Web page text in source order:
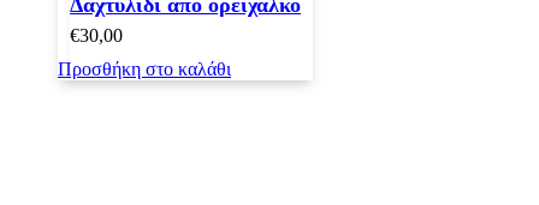
Δαχτυλίδι από ορείχαλκο
€30,00
Προσθήκη στο καλάθι